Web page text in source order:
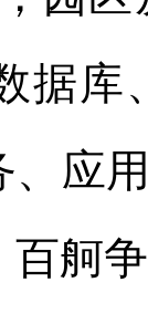
据库
、应
舸